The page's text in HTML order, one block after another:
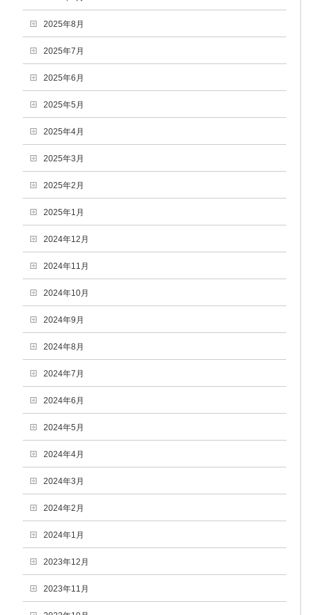
2025年8月
2025年7月
2025年6月
2025年5月
2025年4月
2025年3月
2025年2月
2025年1月
2024年12月
2024年11月
2024年10月
2024年9月
2024年8月
2024年7月
2024年6月
2024年5月
2024年4月
2024年3月
2024年2月
2024年1月
2023年12月
2023年11月